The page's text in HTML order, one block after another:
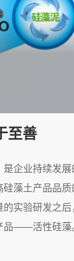
植物油
食用油生产企
食用油用硅藻
友好的氛围中
数等关键事项
企业莅
企业专程到访
期两天的深度
成功达成战略
限公司
有限公司迎来
就硅藻土助滤
进一步加强了
基础。
的精酿
酿啤酒行业盛
海盛大举行。
爱好者提供一
示、行业论坛
业填料
点1：硅藻土
地除草剂、水
，悬浮性能好
325目---500
在土壤中能起
发利用现
要消费领域
。美国、前苏
费国。美国
剂占73%，填
量约为每年65
途都有什
是作助滤剂
粒、悬浮物质
用。
至善
企业持续发
硅藻土产品品
实验研发之
品——活性硅藻
量怎么判
，是从原土
理特性三个方
业有限
自创立以来，
宗旨赢得了一
程，公司制定
，公司决定将
，以勤
司位于中国海
原坯加工、成
企业，拥有
近二十个省市
长期稳定的合